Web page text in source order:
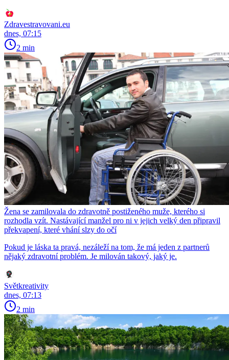
Zdravestravovani.eu
dnes, 07:15
2 min
Žena se zamilovala do zdravotně postiženého muže, kterého si
rozhodla vzít. Nastávající manžel pro ni v jejich velký den připravil
překvapení, které vhání slzy do očí
Pokud je láska ta pravá, nezáleží na tom, že má jeden z partnerů
nějaký zdravotní problém. Je milován takový, jaký je.
Světkreativity
dnes, 07:13
2 min